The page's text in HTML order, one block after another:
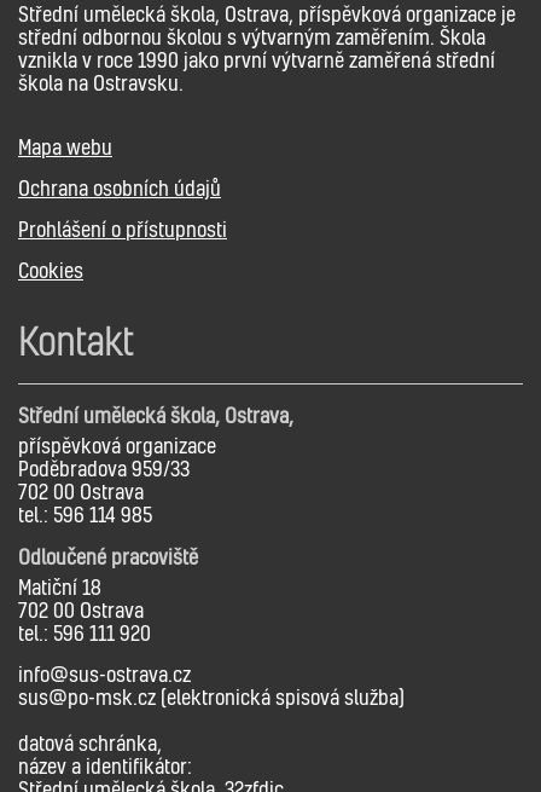
Střední umělecká škola, Ostrava, příspěvková organizace je
střední odbornou školou s výtvarným zaměřením. Škola
vznikla v roce 1990 jako první výtvarně zaměřená střední
škola na Ostravsku.
Mapa webu
Ochrana osobních údajů
Prohlášení o přístupnosti
Cookies
Kontakt
Střední umělecká škola, Ostrava,
příspěvková organizace
Poděbradova 959/33
702 00 Ostrava
tel.: 596 114 985
Odloučené pracoviště
Matiční 18
702 00 Ostrava
tel.: 596 111 920
info@sus-ostrava.cz
sus@po-msk.cz (elektronická spisová služba)
datová schránka,
název a identifikátor: